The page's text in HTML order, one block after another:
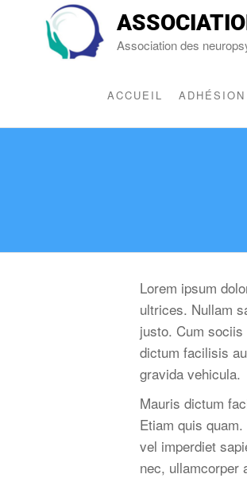
Association des
ACCUEIL
Lorem ipsum
ultrices. Nullam
justo. Cum
dictum facilisis
gravida vehicula.
Mauris dictum
Etiam quis
vel imperdiet
nec, ullamcorper